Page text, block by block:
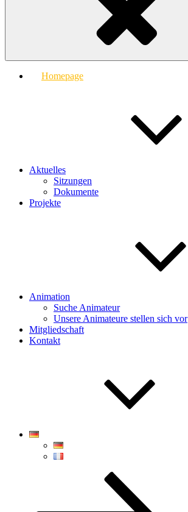
Homepage
Aktuelles
Sitzungen
Dokumente
Projekte
Animation
Suche Animateur
Unsere Animateure stellen sich vor
Mitgliedschaft
Kontakt